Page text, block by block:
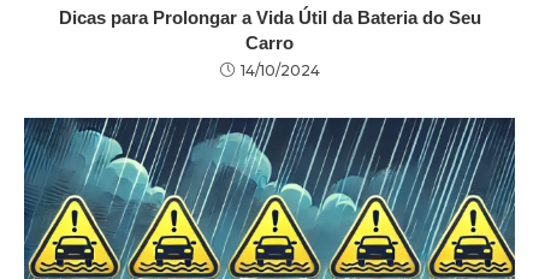
Dicas para Prolongar a Vida Útil da Bateria do Seu
Carro
14/10/2024